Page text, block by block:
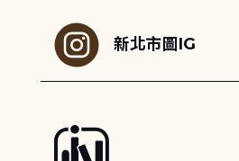
新北市圖IG